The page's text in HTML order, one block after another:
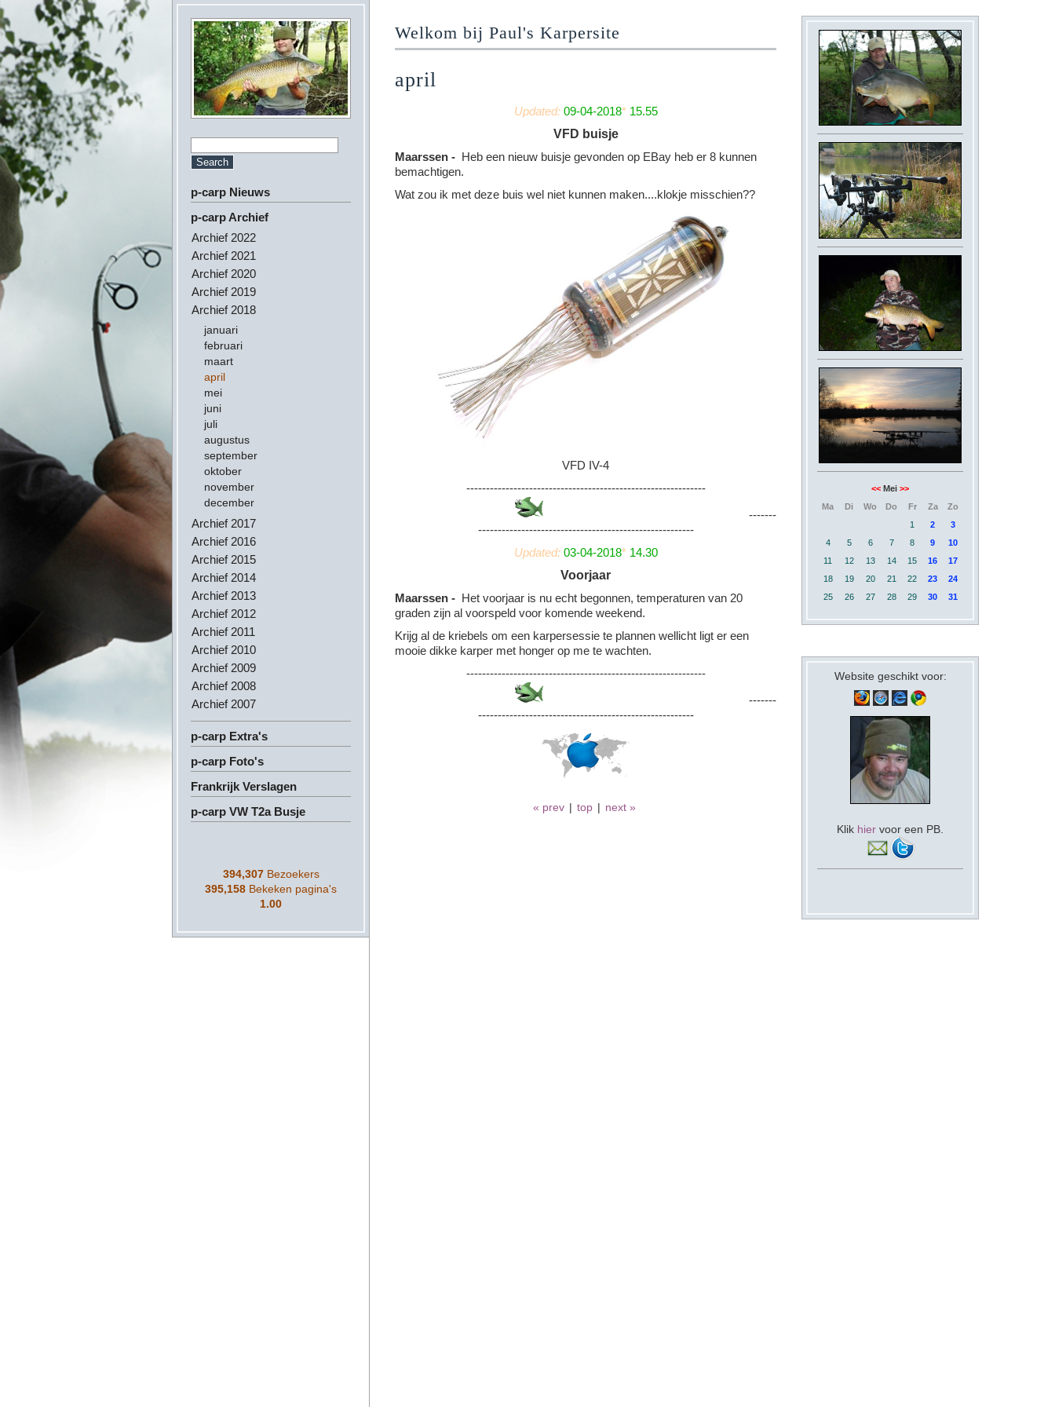
p-carp Nieuws
p-carp Archief
Archief 2022
Archief 2021
Archief 2020
Archief 2019
Archief 2018
januari
februari
maart
april
mei
juni
juli
augustus
september
oktober
november
december
Archief 2017
Archief 2016
Archief 2015
Archief 2014
Archief 2013
Archief 2012
Archief 2011
Archief 2010
Archief 2009
Archief 2008
Archief 2007
p-carp Extra's
p-carp Foto's
Frankrijk Verslagen
p-carp VW T2a Busje
394,307 Bezoekers
395,158 Bekeken pagina's
1.00
Welkom bij Paul's Karpersite
april
Updated:09-04-2018*15.55
VFD buisje
Maarssen - Heb een nieuw buisje gevonden op EBay heb er 8 kunnen
bemachtigen.
Wat zou ik met deze buis wel niet kunnen maken....klokje misschien??
VFD IV-4
-------------------------------------------------------------
-------
-------------------------------------------------------
Updated:03-04-2018*14.30
Voorjaar
Maarssen - Het voorjaar is nu echt begonnen, temperaturen van 20
graden zijn al voorspeld voor komende weekend.
Krijg al de kriebels om een karpersessie te plannen wellicht ligt er een
mooie dikke karper met honger op me te wachten.
-------------------------------------------------------------
-------
-------------------------------------------------------
« prev | top | next »
<< Mei >>
Ma
Di Wo Do Fr Za
Zo
1
2
3
4
5 6 7 8 9
10
11
12 13 14 15 16
17
18
19 20 21 22 23
24
25
26 27 28 29 30 31
Website geschikt voor:
Klik hier voor een PB.